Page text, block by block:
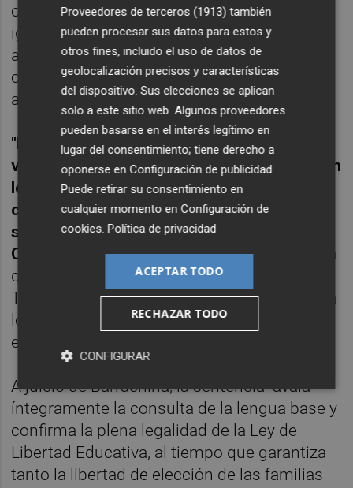
oralmente y por escrito el valenciano en
igualdad de condiciones del castellano, pero
a juicio de la Sala, los argumentos "son
carentes de soporte probatorio que los
acredite".
"Estimamos que no se ha acreditado que el
valenciano no sea lengua vehicular, tanto en
los territorios de predominio histórico
castellano como valenciano parlantes", ni
se vulnerado la doctrina del Tribunal
Constitucional, afirma la sentencia, contra la
que cabe recurso de casación ante el
Tribunal Supremo y que impone las costas a
los demandantes por importe de 1.800
euros.
A juicio de Barrachina, la sentencia "avala
íntegramente la consulta de la lengua base y
confirma la plena legalidad de la Ley de
Libertad Educativa, al tiempo que garantiza
tanto la libertad de elección de las familias
Proveedores de terceros (1913) también
pueden procesar sus datos para estos y
otros fines, incluido el uso de datos de
geolocalización precisos y características
del dispositivo. Sus elecciones se aplican
solo a este sitio web. Algunos proveedores
pueden basarse en el interés legítimo en
lugar del consentimiento; tiene derecho a
oponerse enConfiguración de publicidad
Puede retirar su consentimiento en
cualquier momento enConfiguración de
cookies .Política de privacidad
ACEPTAR TODO
RECHAZAR TODO
CONFIGURAR